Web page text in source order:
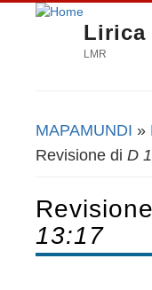
Lirica
LMR
Tu sei qui
MAPAMUNDI »
Revisione di D
13:17